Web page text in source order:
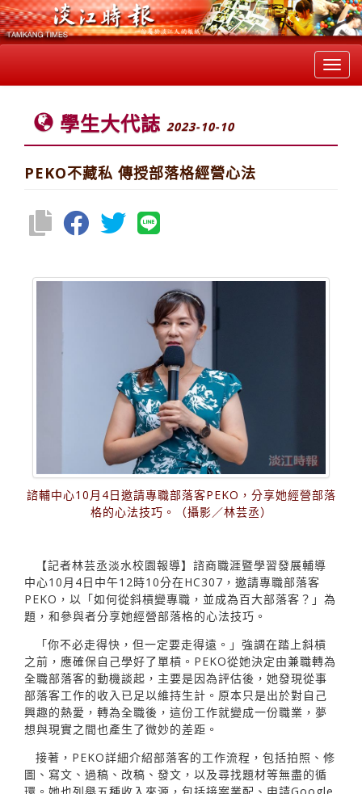
學生大代誌 2023-10-10
PEKO不藏私 傳授部落格經營心法
諮輔中心10月4日邀請專職部落客PEKO，分享她經營部落
格的心法技巧。（攝影／林芸丞）
【記者林芸丞淡水校園報導】諮商職涯暨學習發展輔導
中心10月4日中午12時10分在HC307，邀請專職部落客
PEKO，以「如何從斜槓變專職，並成為百大部落客？」為
題，和參與者分享她經營部落格的心法技巧。
「你不必走得快，但一定要走得遠。」強調在踏上斜槓
之前，應確保自己學好了單槓。PEKO從她決定由兼職轉為
全職部落客的動機談起，主要是因為評估後，她發現從事
部落客工作的收入已足以維持生計。原本只是出於對自己
興趣的熱愛，轉為全職後，這份工作就變成一份職業，夢
想與現實之間也產生了微妙的差距。
接著，PEKO詳細介紹部落客的工作流程，包括拍照、修
圖、寫文、過稿、改稿、發文，以及尋找題材等無盡的循
環。她也列舉五種收入來源，包括接案業配、申請Google